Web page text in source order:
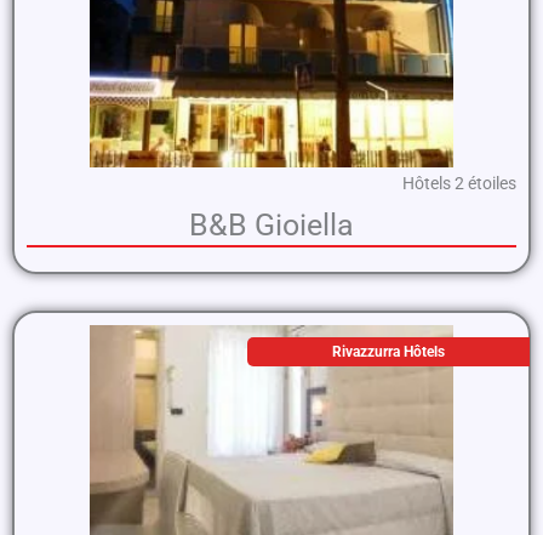
Hôtels 2 étoiles
B&B Gioiella
Rivazzurra Hôtels